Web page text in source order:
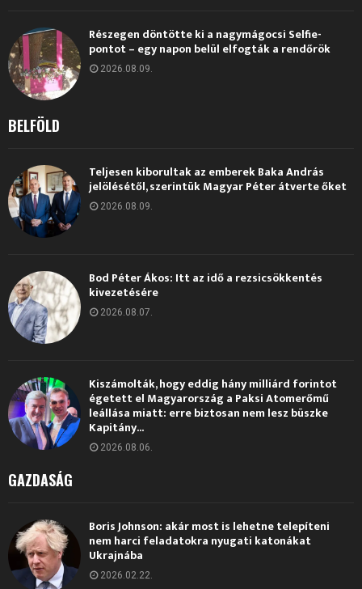
Részegen döntötte ki a nagymágocsi Selfie-
pontot – egy napon belül elfogták a rendőrök
2026.08.09.
BELFÖLD
Teljesen kiborultak az emberek Baka András
jelölésétől, szerintük Magyar Péter átverte őket
2026.08.09.
Bod Péter Ákos: Itt az idő a rezsicsökkentés
kivezetésére
2026.08.07.
Kiszámolták, hogy eddig hány milliárd forintot
égetett el Magyarország a Paksi Atomerőmű
leállása miatt: erre biztosan nem lesz büszke
Kapitány...
2026.08.06.
GAZDASÁG
Boris Johnson: akár most is lehetne telepíteni
nem harci feladatokra nyugati katonákat
Ukrajnába
2026.02.22.